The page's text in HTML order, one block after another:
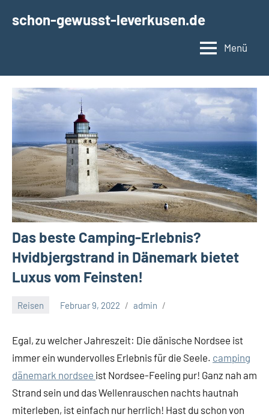
Inhaltschon-gewusst-leverkusen.de
Menü
Das beste Camping-Erlebnis?
Hvidbjergstrand in Dänemark bietet
Luxus vom Feinsten!
Reisen Februar 9, 2022 admin
Egal, zu welcher Jahreszeit: Die dänische Nordsee ist
immer ein wundervolles Erlebnis für die Seele. camping
dänemark nordsee ist Nordsee-Feeling pur! Ganz nah am
Strand sein und das Wellenrauschen nachts hautnah
miterleben, ist einfach nur herrlich! Hast du schon von